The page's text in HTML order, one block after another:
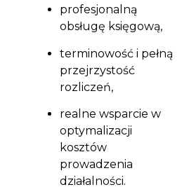
profesjonalną
obsługę księgową,
terminowość i pełną
przejrzystość
rozliczeń,
realne wsparcie w
optymalizacji
kosztów
prowadzenia
działalności.